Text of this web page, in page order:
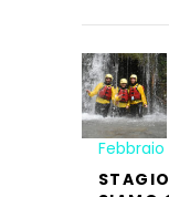
Febbraio